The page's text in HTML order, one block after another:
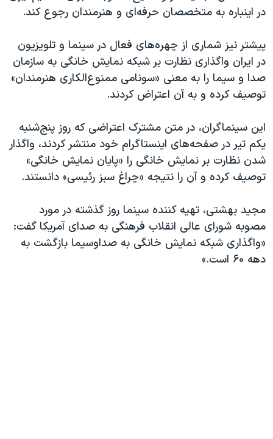
در اینباره به متخصصان حرفه‌ای و هنرمندان رجوع کند.
پیشتر نیز شماری از چهره‌های فعال در سینما و تلویزیون
در ایران واگذاری نظارت بر شبکه نمایش خانگی به سازمان
صدا و سیما را به معنی «سونامی ممنوع‌الکاری هنرمندان»
توصیف کرده و به آن اعتراض کردند.
این سینماگران، در متن مشترک اعتراضی که روز پنج‌شنبه
یکم تیر در صفحه‌های اینستاگرام خود منتشر کردند، واگذار
شدن نظارت بر نمایش خانگی را «پایان نمایش خانگی»
توصیف کرده و آن را نتیجه «چراغ سبز رئیسی» دانستند.
مجید بهشتی، تهیه کننده سینما روز گذشته در مورد
مصوبه شورای عالی انقلاب فرهنگی به صدای آمریکا گفت:
«واگذاری شبکه نمایش خانگی به صداوسیما بازگشت به
دهه ۶۰ است.»